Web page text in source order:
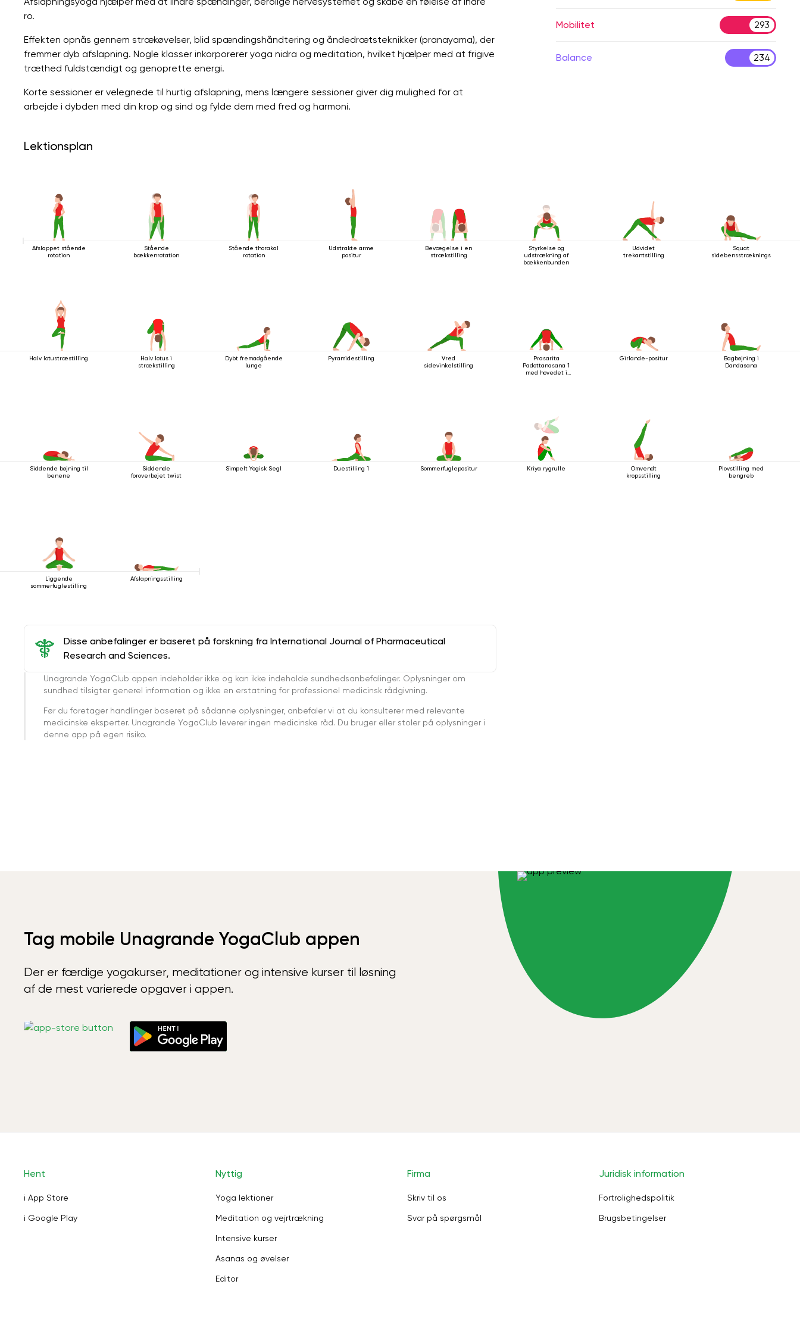
ro.
Effekten opnås gennem strækøvelser, blid spændingshåndtering og åndedrætsteknikker (pranayama), der
fremmer dyb afslapning. Nogle klasser inkorporerer yoga nidra og meditation, hvilket hjælper med at frigive
træthed fuldstændigt og genoprette energi.
Korte sessioner er velegnede til hurtig afslapning, mens længere sessioner giver dig mulighed for at
arbejde i dybden med din krop og sind og fylde dem med fred og harmoni.
Mobilitet 293
Balance 234
Lektionsplan
Afslappet stående
rotation
Stående
bækkenrotation
Stående thorakal
rotation
Udstrakte arme
positur
Bevægelse i en
strækstilling
Styrkelse og
udstrækning af
bækkenbunden
Udvidet
trekantstilling
Squat
sidebensstrækningsstilling
Halv lotustræstilling
Halv lotus i
strækstilling
Dybt fremadgående
lunge
Pyramidestilling
Vred
sidevinkelstilling
Prasarita
Padottanasana 1
med hovedet i
Girlande-positur
Bagbøjning i
Dandasana
Siddende bøjning til
benene
Siddende
foroverbøjet twist
Simpelt Yogisk Segl Duestilling 1 Sommerfuglepositur Kriya rygrulle
Omvendt
kropsstilling
Plovstilling med
bengreb
Liggende
sommerfuglestilling
Afslapningsstilling
Disse anbefalinger er baseret på forskning fra International Journal of Pharmaceutical
Research and Sciences.
Unagrande YogaClub appen indeholder ikke og kan ikke indeholde sundhedsanbefalinger. Oplysninger om
sundhed tilsigter generel information og ikke en erstatning for professionel medicinsk rådgivning.
Før du foretager handlinger baseret på sådanne oplysninger, anbefaler vi at du konsulterer med relevante
medicinske eksperter. Unagrande YogaClub leverer ingen medicinske råd. Du bruger eller stoler på oplysninger i
denne app på egen risiko.
Tag mobile Unagrande YogaClub appen
Der er færdige yogakurser, meditationer og intensive kurser til løsning
af de mest varierede opgaver i appen.
Hent
i App Store
i Google Play
Nyttig
Yoga lektioner
Meditation og vejrtrækning
Intensive kurser
Asanas og øvelser
Editor
Firma
Skriv til os
Svar på spørgsmål
Juridisk information
Fortrolighedspolitik
Brugsbetingelser